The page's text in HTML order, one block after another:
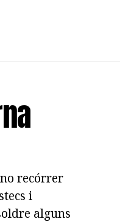
recórrer
i
alguns